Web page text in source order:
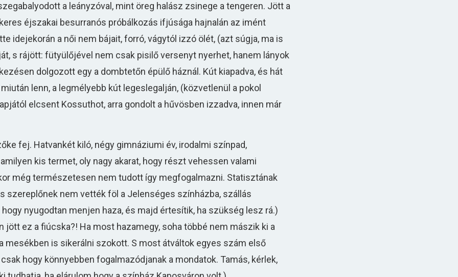
a leányzóval, mint öreg halász zsinege a tengeren. Jött a
éjszakai besurranós próbálkozás ifjúsága hajnalán az imént
idejekorán a női nem bájait, forró, vágytól izzó ölét, (azt súgja, ma is
s rájött: fütyülőjével nem csak pisilő versenyt nyerhet, hanem lányok
dolgozott egy a dombtetőn épülő háznál. Kút kiapadva, és hát
lenn, a legmélyebb kút legeslegalján, (közvetlenül a pokol
elcsent Kossuthot, arra gondolt a hűvösben izzadva, innen már
fej. Hatvankét kiló, négy gimnáziumi év, irodalmi színpad,
kis termet, oly nagy akarat, hogy részt vehessen valami
még természetesen nem tudott így megfogalmazni. Statisztának
szereplőnek nem vették föl a Jelenséges színházba, szállás
nyugodtan menjen haza, és majd értesítik, ha szükség lesz rá.)
jött ez a fiúcska?! Ha most hazamegy, soha többé nem mászik ki a
mesékben is sikerálni szokott. S most átváltok egyes szám első
hogy könnyebben fogalmazódjanak a mondatok. Tamás, kérlek,